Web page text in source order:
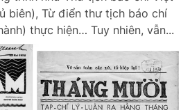
biên), Từ điển thư tịch báo chí
thực hiện… Tuy nhiên, vẫn...